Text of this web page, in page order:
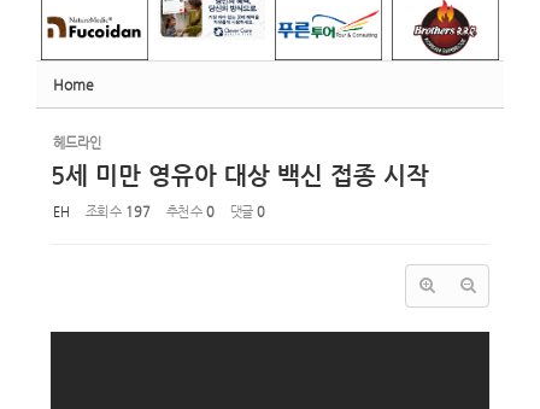
Home
헤드라인
5세 미만 영유아 대상 백신 접종 시작
EH 조회 수 197 추천 수 0 댓글 0